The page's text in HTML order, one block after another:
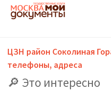
ЦЗН район Соколиная
телефоны, адреса
Это интересно